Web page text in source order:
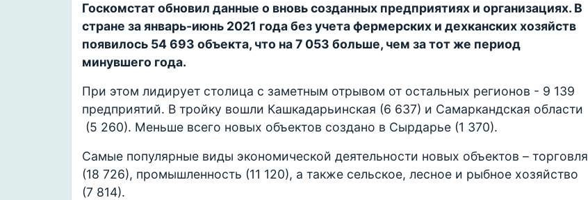
Госкомстат обновил данные о вновь созданных предприятиях и организациях. В
стране за январь-июнь 2021 года без учета фермерских и дехканских хозяйств
появилось 54 693 объекта, что на 7 053 больше, чем за тот же период
минувшего года.
При этом лидирует столица с заметным отрывом от остальных регионов - 9 139
предприятий. В тройку вошли Кашкадарьинская (6 637) и Самаркандская области
(5 260). Меньше всего новых объектов создано в Сырдарье (1 370).
Самые популярные виды экономической деятельности новых объектов – торговля
(18 726), промышленность (11 120), а также сельское, лесное и рыбное хозяйство
(7 814).